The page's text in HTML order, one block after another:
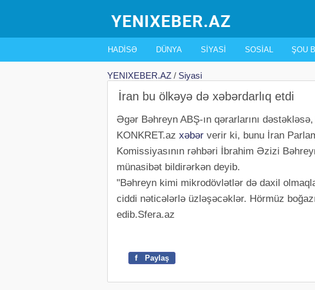
HADISƏ DÜNYA SIYASI SOSIAL ŞOU
YENIXEBER.AZ / Siyasi
İran bu ölkəyə də xəbərdarlıq etdi
Əgər Bəhreyn ABŞ-ın qərarlarını
KONKRET.az xəbər verir ki, bunu İran
Komissiyasının rəhbəri İbrahim Əzizi
münasibət bildirərkən deyib.
"Bəhreyn kimi mikrodövlətlər də daxil
ciddi nəticələrlə üzləşəcəklər. Hörmüz
edib.Sfera.az
f Paylaş